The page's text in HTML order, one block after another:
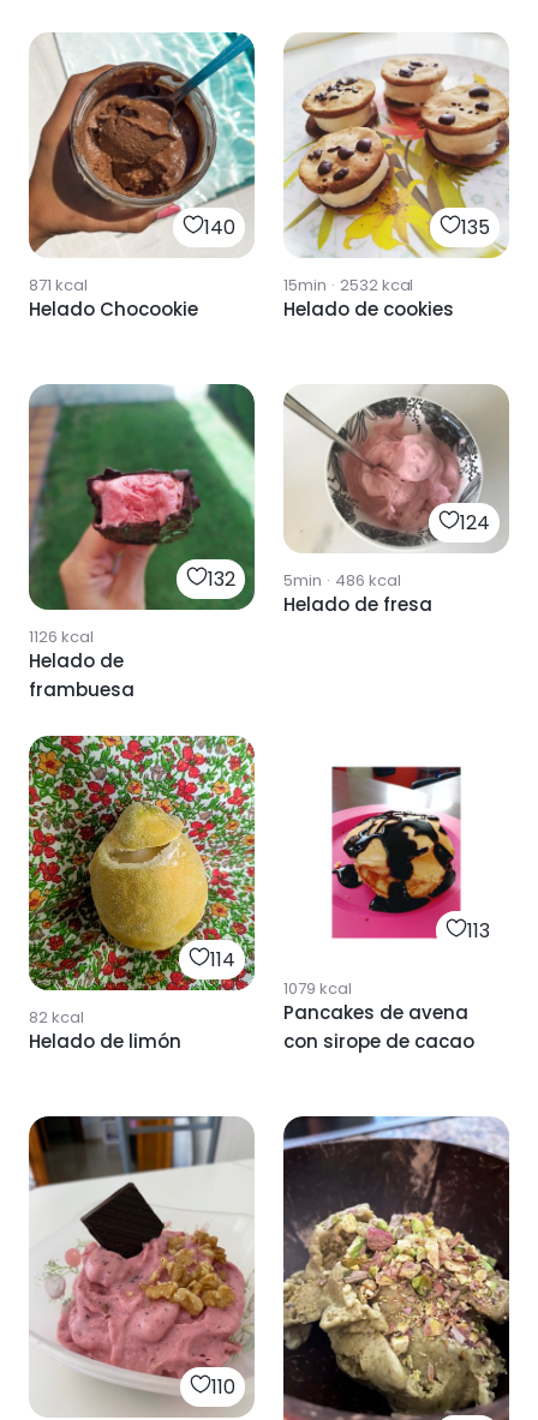
140
871 kcal
Helado Chocookie
135
15min · 2532kcal
Helado de cookies
132
1126 kcal
Helado de
frambuesa
124
5min · 486 kcal
Helado de fresa
114
82kcal
Helado de limón
113
1079 kcal
Pancakes de avena
con sirope de cacao
110